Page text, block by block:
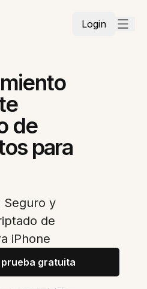
Login
de
para
Seguro y
de
iPhone
gratuita